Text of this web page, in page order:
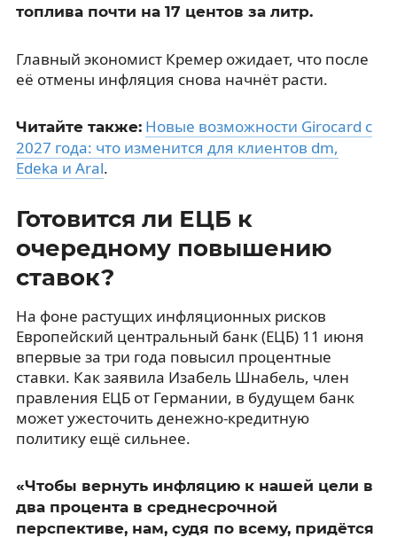
топлива почти на 17 центов за литр.
Главный экономист Кремер ожидает, что после
её отмены инфляция снова начнёт расти.
Читайте также: Новые возможности Girocard с
2027 года: что изменится для клиентов dm,
Edeka и Aral.
Готовится ли ЕЦБ к
очередному повышению
ставок?
На фоне растущих инфляционных рисков
Европейский центральный банк (ЕЦБ) 11 июня
впервые за три года повысил процентные
ставки. Как заявила Изабель Шнабель, член
правления ЕЦБ от Германии, в будущем банк
может ужесточить денежно-кредитную
политику ещё сильнее.
«Чтобы вернуть инфляцию к нашей цели в
два процента в среднесрочной
перспективе, нам, судя по всему, придётся